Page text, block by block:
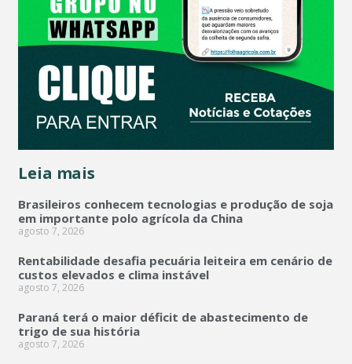
Leia mais
Brasileiros conhecem tecnologias e produção de soja
em importante polo agrícola da China
agosto 7, 2026
Rentabilidade desafia pecuária leiteira em cenário de
custos elevados e clima instável
agosto 7, 2026
Paraná terá o maior déficit de abastecimento de
trigo de sua história
agosto 7, 2026